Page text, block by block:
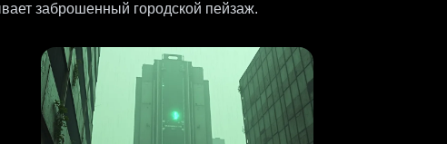
заброшенный городской пейзаж.